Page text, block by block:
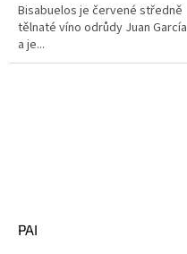
Bisabuelos je červené středně
tělnaté víno odrůdy Juan García
a je...
PAI